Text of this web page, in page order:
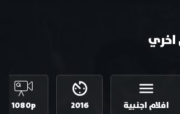
افلام اجنبية 2016
1080p